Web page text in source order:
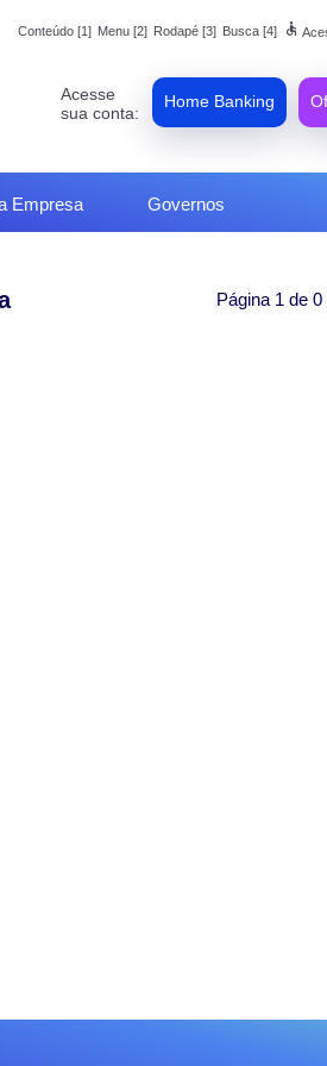
Conteúdo [1] Menu [2] Rodapé [3] Busca [4] accessible
Acesse
sua conta:
Home Banking
Empresa Governos
Página 1 de 0